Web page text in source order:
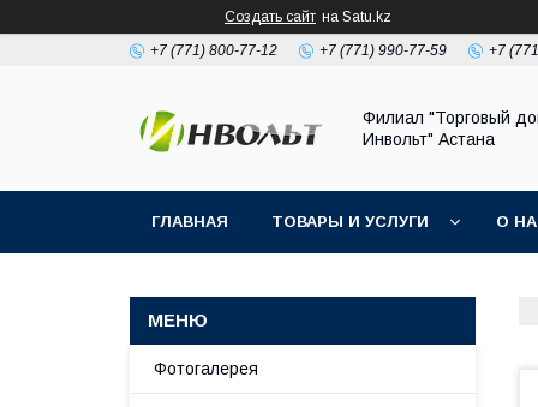
Создать сайт на Satu.kz
+7 (771) 800-77-12 +7 (771) 990-77-59 +7
Филиал "Торговый
Инвольт" Астана
ГЛАВНАЯ ТОВАРЫ И УСЛУГИ О
Фотогалерея